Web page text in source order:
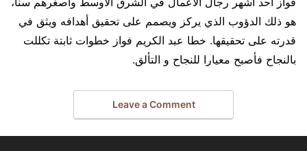
هو ذلك الدؤوب الذي يركز ويصمم على تحقيق أهدافه ويثق في
قدرته على تحقيقها. خطا عبد الكريم فواز خطوات ثابتة تكللت
بالنجاح فأصبح معيارا للنجاح و التألق.
Leave a Comment